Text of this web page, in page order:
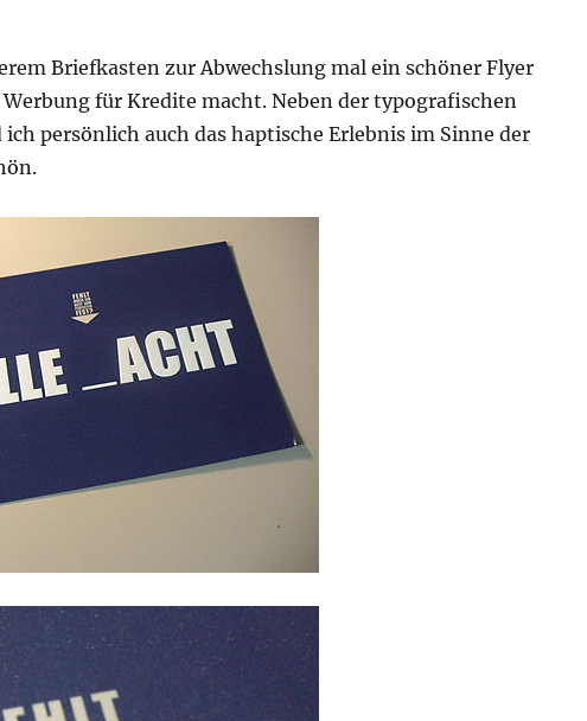
Briefkasten zur Abwechslung mal ein schöner Flyer
Werbung für Kredite macht. Neben der typografischen
persönlich auch das haptische Erlebnis im Sinne der